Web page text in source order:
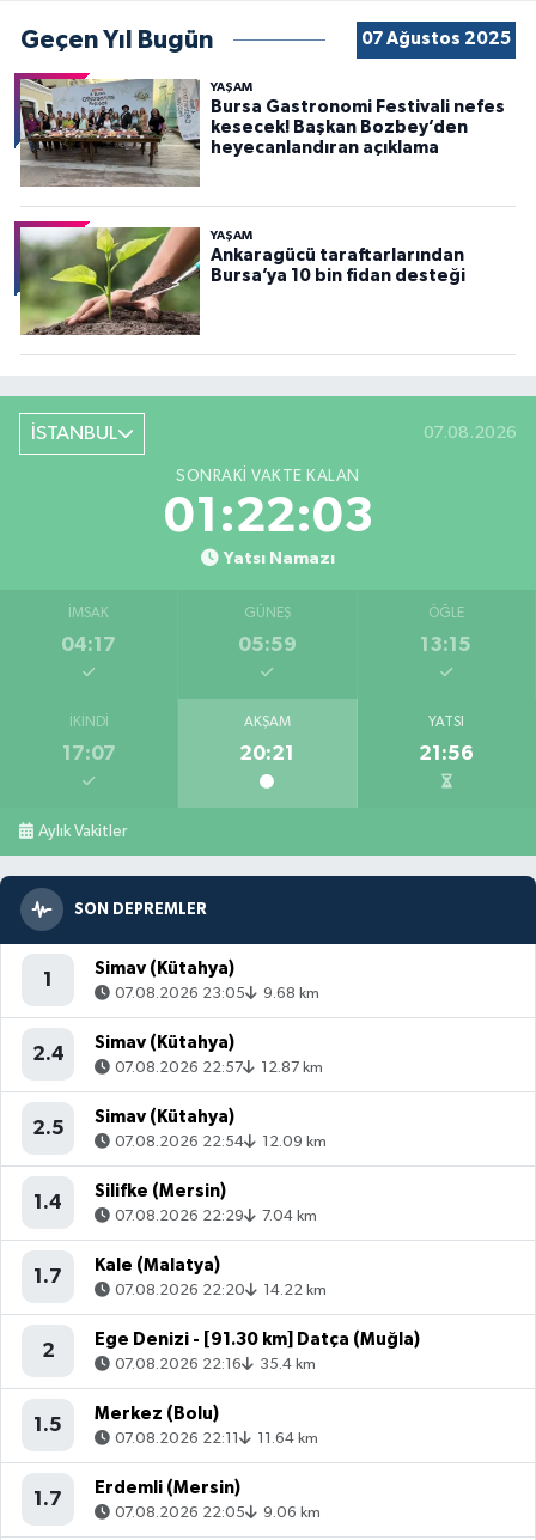
Geçen Yıl Bugün 07 Ağustos 2025
YAŞAM
Bursa Gastronomi Festivali nefes
kesecek! Başkan Bozbey’den
heyecanlandıran açıklama
YAŞAM
Ankaragücü taraftarlarından
Bursa’ya 10 bin fidan desteği
İSTANBUL 07.08.2026
SONRAKI VAKTE KALAN
01:22:01
Yatsı Namazı
İMSAK
04:17
GÜNEŞ
05:59
ÖĞLE
13:15
İKINDI
17:07
AKŞAM
20:21
YATSI
21:56
Aylık Vakitler
SON DEPREMLER
1
Simav (Kütahya)
07.08.2026 23:05 9.68 km
2.4
Simav (Kütahya)
07.08.2026 22:57 12.87 km
2.5
Simav (Kütahya)
07.08.2026 22:54 12.09 km
1.4
Silifke (Mersin)
07.08.2026 22:29 7.04 km
1.7
Kale (Malatya)
07.08.2026 22:20 14.22 km
2
Ege Denizi - [91.30 km] Datça (Muğla)
07.08.2026 22:16 35.4 km
1.5
Merkez (Bolu)
07.08.2026 22:11 11.64 km
1.7
Erdemli (Mersin)
07.08.2026 22:05 9.06 km